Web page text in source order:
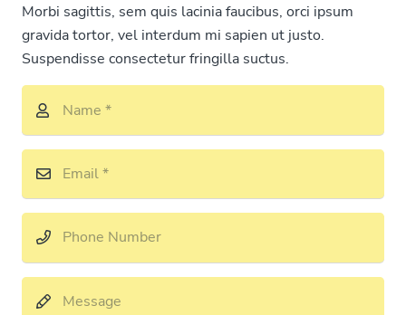
Morbi sagittis, sem quis lacinia faucibus, orci ipsum
gravida tortor, vel interdum mi sapien ut justo.
Suspendisse consectetur fringilla suctus.